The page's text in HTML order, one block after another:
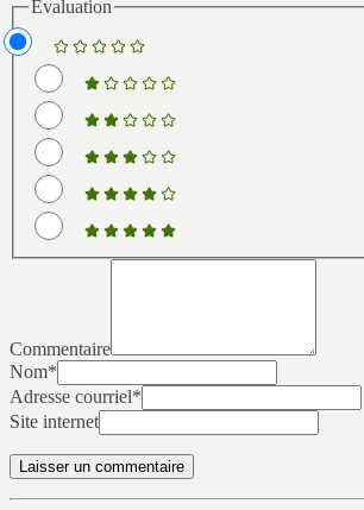
Évaluation
Commentaire
Nom*
Adresse courriel*
Site internet